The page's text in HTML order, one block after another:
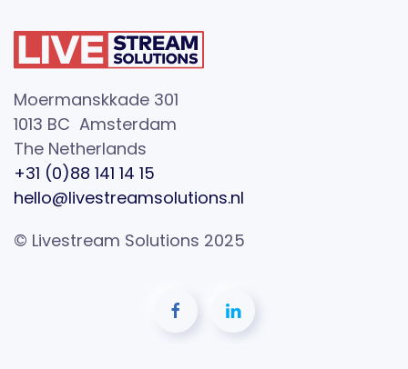
Moermanskkade 301
1013 BC Amsterdam
The Netherlands
+31 (0)88 141 14 15
hello@livestreamsolutions.nl
© Livestream Solutions 2025